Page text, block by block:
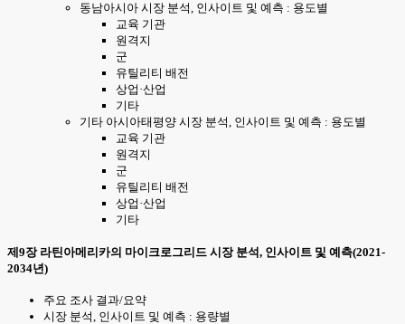
동남아시아 시장 분석, 인사이트 및 예측 : 용도별
교육 기관
원격지
군
유틸리티 배전
상업·산업
기타
기타 아시아태평양 시장 분석, 인사이트 및 예측 : 용도별
교육 기관
원격지
군
유틸리티 배전
상업·산업
기타
제9장 라틴아메리카의 마이크로그리드 시장 분석, 인사이트 및 예측(2021-
2034년)
주요 조사 결과/요약
시장 분석, 인사이트 및 예측 : 용량별